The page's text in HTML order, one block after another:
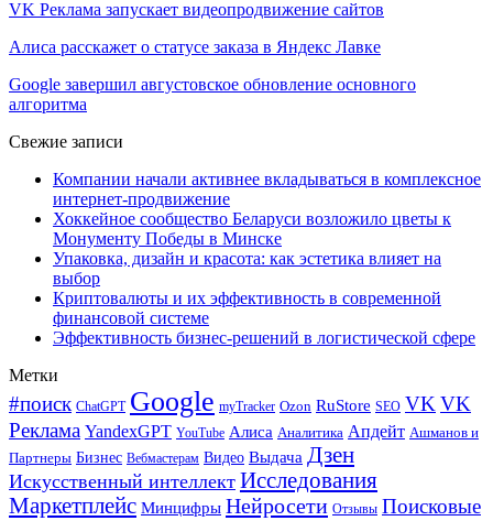
VK Реклама запускает видеопродвижение сайтов
Алиса расскажет о статусе заказа в Яндекс Лавке
Google завершил августовское обновление основного
алгоритма
Свежие записи
Компании начали активнее вкладываться в комплексное
интернет-продвижение
Хоккейное сообщество Беларуси возложило цветы к
Монументу Победы в Минске
Упаковка, дизайн и красота: как эстетика влияет на
выбор
Криптовалюты и их эффективность в современной
финансовой системе
Эффективность бизнес-решений в логистической сфере
Метки
#поиск ChatGPT Google myTracker Ozon RuStore SEO VK VK
Реклама YandexGPT YouTube Алиса Аналитика Апдейт Ашманов и
Партнеры Бизнес Вебмастерам Видео Выдача Дзен
Искусственный интеллект Исследования
Маркетплейс Минцифры Нейросети Отзывы Поисковые